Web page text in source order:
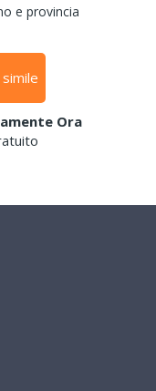
e provincia
Ora